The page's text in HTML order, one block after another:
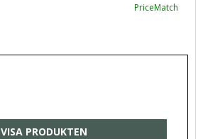
PriceMatch
VISA PRODUKTEN